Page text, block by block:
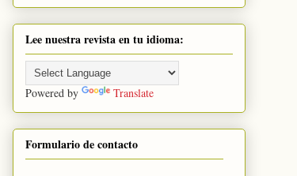
Lee nuestra revista en tu idioma:
Powered by Translate
Formulario de contacto